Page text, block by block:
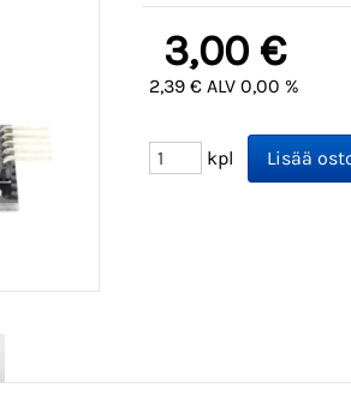
3,00 €
2,39 € ALV 0,00 %
kpl